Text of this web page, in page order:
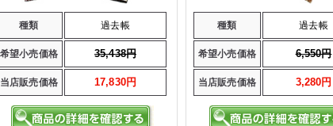
種類 過去帳
希望小売価格 35,438円
当店販売価格 17,830円
種類 過去帳
希望小売価格 6,550円
当店販売価格 3,280円